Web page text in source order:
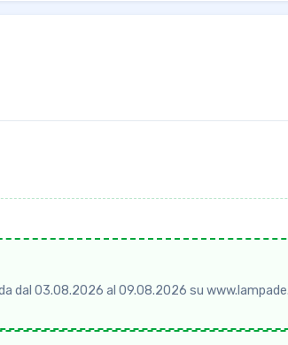
dal 03.08.2026 al 09.08.2026 su